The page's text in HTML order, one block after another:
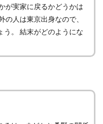
が実家に戻るかどうかは
の人は東京出身なので、
う。 結末がどのようにな